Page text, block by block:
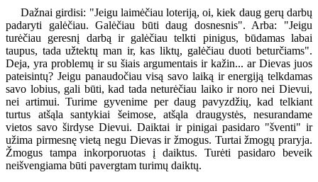
Dažnai girdisi: "Jeigu laimėčiau loteriją, oi, kiek daug gerų darbų
padaryti galėčiau. Galėčiau būti daug dosnesnis". Arba: "Jeigu
turėčiau geresnį darbą ir galėčiau telkti pinigus, būdamas labai
taupus, tada užtektų man ir, kas liktų, galėčiau duoti beturčiams".
Deja, yra problemų ir su šiais argumentais ir kažin... ar Dievas juos
pateisintų? Jeigu panaudočiau visą savo laiką ir energiją telkdamas
savo lobius, gali būti, kad tada neturėčiau laiko ir noro nei Dievui,
nei artimui. Turime gyvenime per daug pavyzdžių, kad telkiant
turtus atšąla santykiai šeimose, atšąla draugystės, nesurandame
vietos savo širdyse Dievui. Daiktai ir pinigai pasidaro "šventi" ir
užima pirmesnę vietą negu Dievas ir žmogus. Turtai žmogų praryja.
Žmogus tampa inkorporuotas į daiktus. Turėti pasidaro beveik
neišvengiama būti pavergtam turimų daiktų.